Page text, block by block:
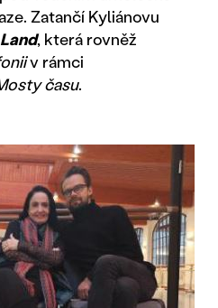
Zatančí Kyliánovu
, která rovněž
v rámci
času.